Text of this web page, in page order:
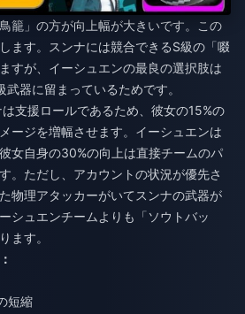
籠」の方が向上幅が大きいです。この
ます。スンナには競合できるS級の「啜
すが、イーシュエンの最良の選択肢は
器に留まっているためです。
は支援ロールであるため、彼女の15%の
ージを増幅させます。イーシュエンは
女自身の30%の向上は直接チームのパ
。ただし、アカウントの状況が優先さ
物理アタッカーがいてスンナの武器が
シュエンチームよりも「ソウトバッ
ます。
短縮